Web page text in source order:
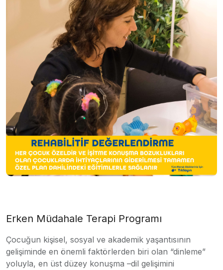
Erken Müdahale Terapi Programı
Çocuğun kişisel, sosyal ve akademik yaşantısının
gelişiminde en önemli faktörlerden biri olan “dinleme”
yoluyla, en üst düzey konuşma –dil gelişimini